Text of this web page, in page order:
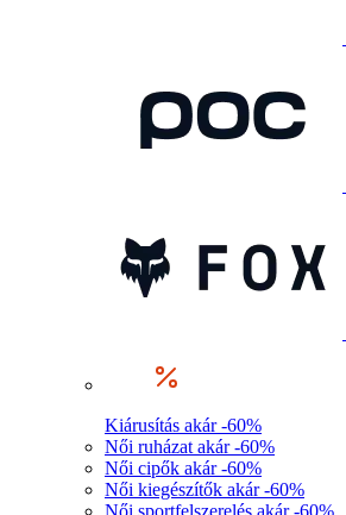
Kiárusítás akár -60%
Női ruházat akár -60%
Női cipők akár -60%
Női kiegészítők akár -60%
Női sportfelszerelés akár -60%